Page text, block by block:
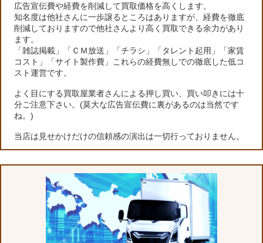
広告宣伝費や経費を削減して買取価格を高くします。
知名度は他社さんに一歩譲るところはありますが、経費を徹底
削減しておりますので他社さんより高く買取できる余力があり
ます。
「雑誌掲載」「ＣＭ放送」「チラシ」「タレント起用」「家賃
コスト」「サイト製作費」これらの経費無しでの徹底した低コ
スト運営です。
よく目にする買取屋業者さんによる押し買い、買い叩きには十
分ご注意下さい。(莫大な広告宣伝費に裏があるのは当然です
ね。)
当店は見せかけだけの信頼感の演出は一切行っておりません。